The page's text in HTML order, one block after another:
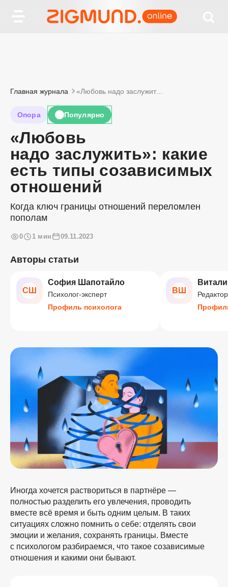
Главная журнала
Опора Популярно
«Любовь
надо заслужить»: какие
есть типы созависимых
отношений
Когда ключ границы отношений переломлен
пополам
0 1 мин 09.11.2023
Авторы статьи
СШ
София Шапотайло
Психолог-эксперт
Профиль психолога
ВШ
Редактор
Иногда хочется раствориться в партнёре —
полностью разделить его увлечения, проводить
вместе всё время и быть одним целым. В таких
ситуациях сложно помнить о себе: отделять свои
эмоции и желания, сохранять границы. Вместе
с психологом разбираемся, что такое созависимые
отношения и какими они бывают.